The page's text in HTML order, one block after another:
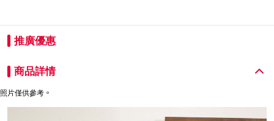
推廣優惠
商品詳情
照片僅供參考。